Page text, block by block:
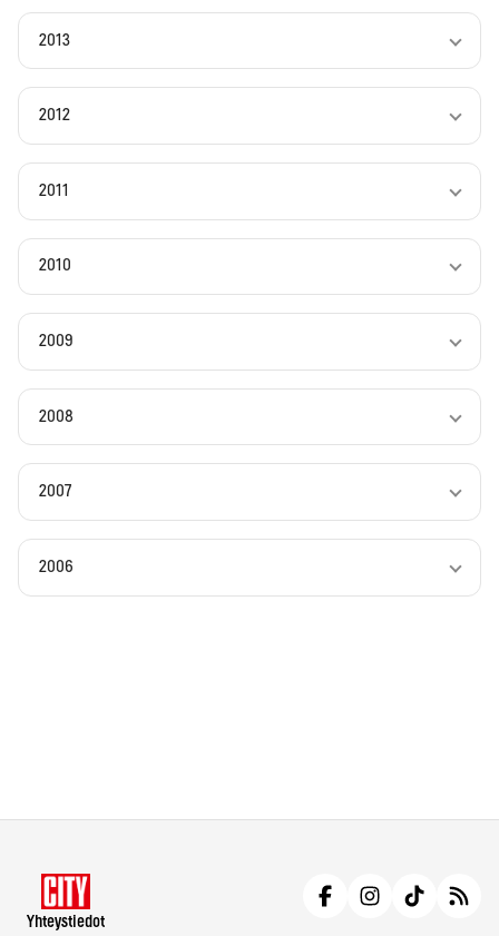
2013
2012
2011
2010
2009
2008
2007
2006
Yhteystiedot